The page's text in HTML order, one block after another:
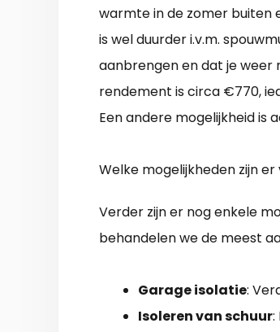
warmte in de zomer buiten
is wel duurder i.v.m.
aanbrengen en dat je weer
rendement is circa €770,
Een andere mogelijkheid is
Welke mogelijkheden zijn
Verder zijn er nog enkele
behandelen we de meest
Garage isolatie:
Isoleren van schuur: